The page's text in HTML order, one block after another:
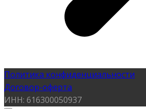
Политика конфиденциальности
Договор-оферта
ИНН: 616300050937